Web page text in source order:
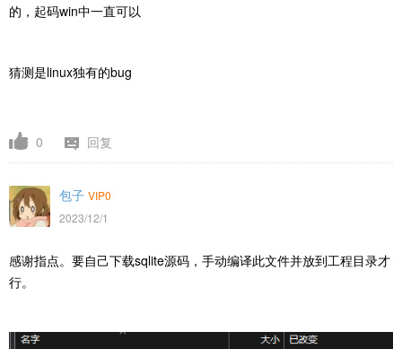
的，起码win中一直可以
猜测是linux独有的bug
0 回复
包子 VIP0
2023/12/1
感谢指点。要自己下载sqlite源码，手动编译此文件并放到工程目录才
行。